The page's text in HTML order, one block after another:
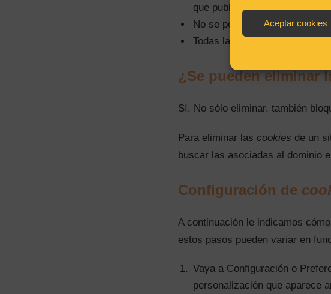
Aceptar cookies
que publicaspam.
No se podrá mostrar
Todas las redes sociales usan
¿Se pueden eliminar
Sí. No sólo eliminar, también
Para eliminar las cookies de un
buscar las asociadas al dominio
Configuración de
A continuación le indicamos
estos pasos pueden variar en
Vaya a Configuración o
personalización que aparece